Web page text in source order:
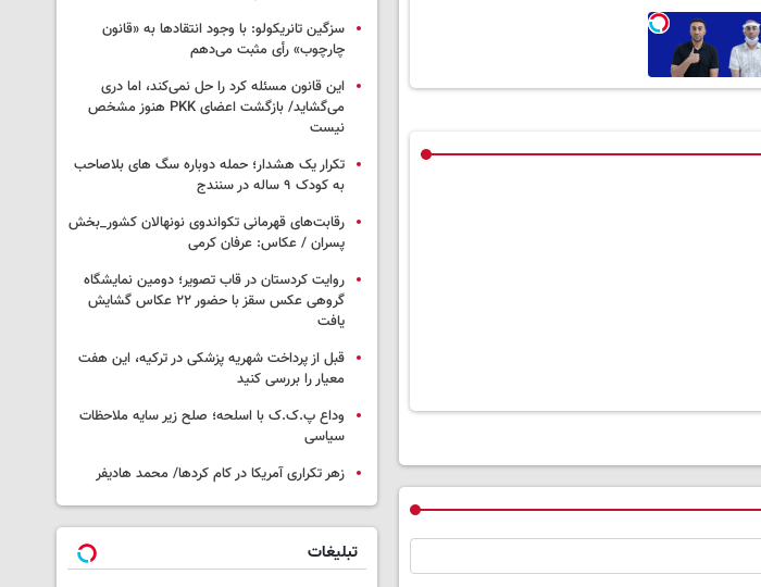
سزگین تانریکولو: با وجود انتقادها به «قانون
چارچوب» رأی مثبت می‌دهم
این قانون مسئله کرد را حل نمی‌کند، اما دری
می‌گشاید/ بازگشت اعضای PKK هنوز مشخص
نیست
تکرار یک هشدار؛ حمله دوباره سگ های بلاصاحب
به کودک ۹ ساله در سنندج
رقابت‌های قهرمانی تکواندوی نونهالان کشور_بخش
پسران / عکاس: عرفان کرمی
روایت کردستان در قاب تصویر؛ دومین نمایشگاه
گروهی عکس سقز با حضور ۲۲ عکاس گشایش
یافت
قبل از پرداخت شهریه پزشکی در ترکیه، این هفت
معیار را بررسی کنید
وداع پ.ک.ک با اسلحه؛ صلح زیر سایه ملاحظات
سیاسی
زهر تکراری آمریکا در کام کردها/ محمد هادیفر
تبلیغات